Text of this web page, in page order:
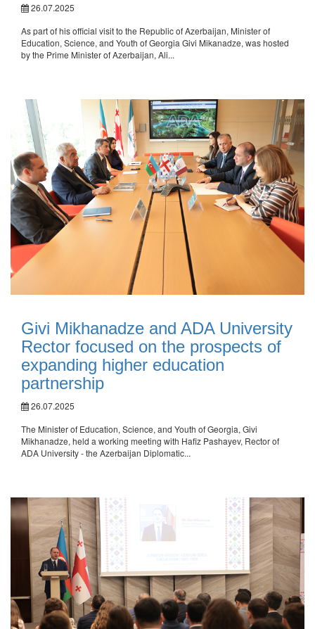
26.07.2025
As part of his official visit to the Republic of Azerbaijan, Minister of
Education, Science, and Youth of Georgia Givi Mikanadze, was hosted
by the Prime Minister of Azerbaijan, Ali...
Givi Mikhanadze and ADA University
Rector focused on the prospects of
expanding higher education
partnership
26.07.2025
The Minister of Education, Science, and Youth of Georgia, Givi
Mikhanadze, held a working meeting with Hafiz Pashayev, Rector of
ADA University - the Azerbaijan Diplomatic...